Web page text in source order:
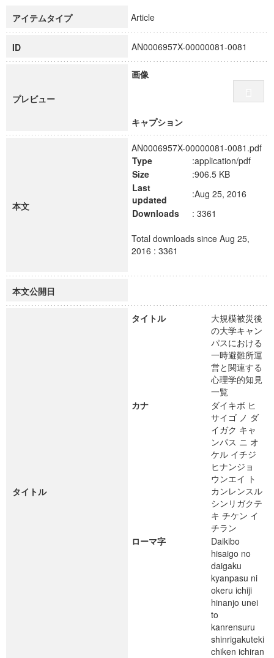
慶應義塾大学グローバルCOEプログラム市民社会ガバナンス
慶應義塾大学グローバルCOEプログラム論理と感性の先端的
博士課程教育リーディングプログラム「超成熟社会発展のサ
学術雑誌掲載論文等(8)
アイテムタイプ Article
ID AN0006957X-00000081-0081
プレビュー
画像
キャプション
本文
AN0006957X-00000081-0081.pdf
Type
:application/pdf
Size
:906.5 KB
Last
updated
:Aug 25, 2016
Downloads
: 3361
Total downloads since Aug 25,
2016 : 3361
本文公開日
タイトル
タイトル
大規模被災後
の大学キャン
パスにおける
一時避難所運
営と関連する
心理学的知見
一覧
カナ
ダイキボ ヒ
サイゴ ノ ダ
イガク キャ
ンパス ニ オ
ケル イチジ
ヒナンジョ
ウンエイ ト
カンレンスル
シンリガクテ
キ チケン イ
チラン
ローマ字
Daikibo
hisaigo no
daigaku
kyanpasu ni
okeru ichiji
hinanjo unei
to
kanrensuru
shinrigakuteki
chiken ichiran